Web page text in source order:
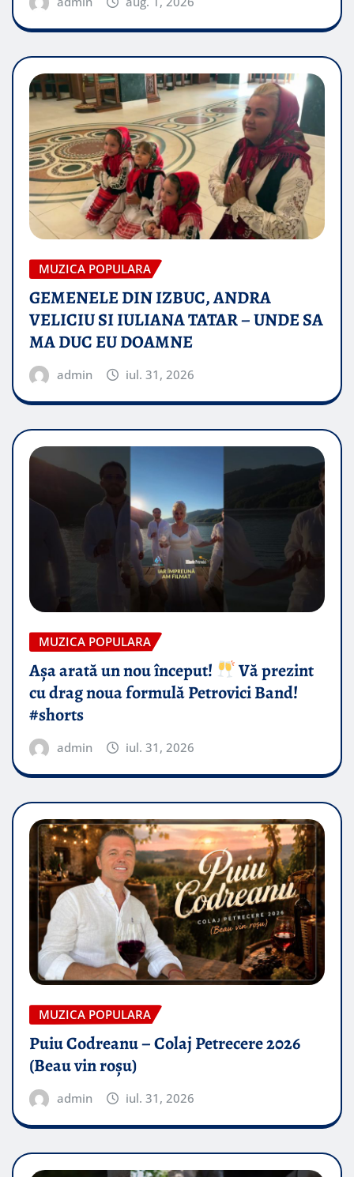
MUZICA POPULARA
GEMENELE DIN IZBUC, ANDRA
VELICIU SI IULIANA TATAR – UNDE SA
MA DUC EU DOAMNE
admin iul. 31, 2026
MUZICA POPULARA
Așa arată un nou început!
Vă prezint
cu drag noua formulă Petrovici Band!
#shorts
admin iul. 31, 2026
MUZICA POPULARA
Puiu Codreanu – Colaj Petrecere 2026
(Beau vin roșu)
admin iul. 31, 2026